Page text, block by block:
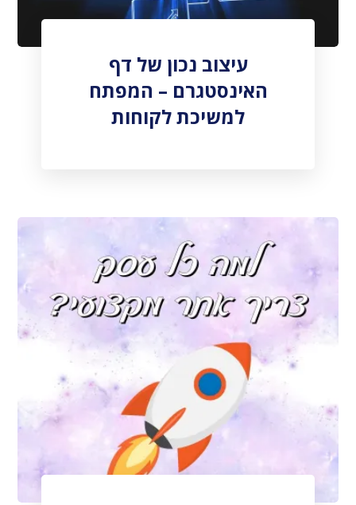
עיצוב נכון של דף
האינסטגרם – המפתח
למשיכת לקוחות